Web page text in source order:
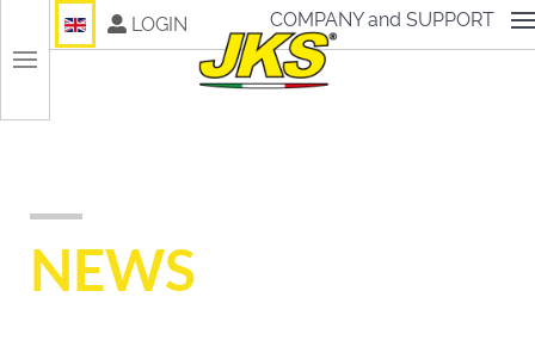
Select your language
LOGIN COMPANY and SUPPORT
NEWS